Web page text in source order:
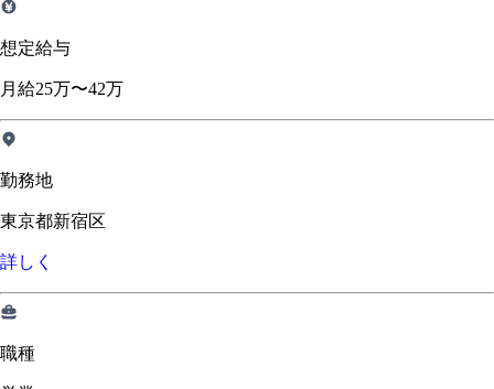
想定給与
月給25万〜42万
勤務地
東京都新宿区
詳しく
職種